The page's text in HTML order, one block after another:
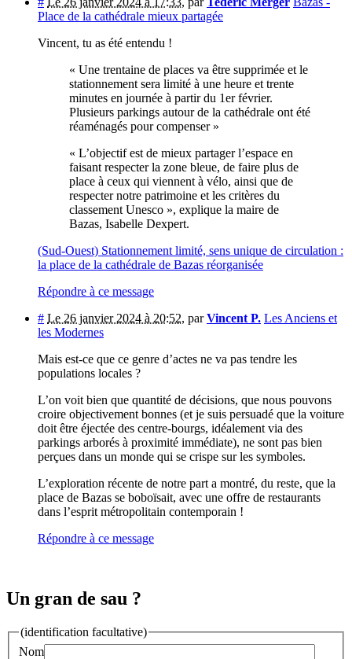
Place de la cathédrale mieux partagée
Vincent, tu as été entendu !
« Une trentaine de places va être supprimée et le
stationnement sera limité à une heure et trente
minutes en journée à partir du 1er février.
Plusieurs parkings autour de la cathédrale ont été
réaménagés pour compenser »
« L’objectif est de mieux partager l’espace en
faisant respecter la zone bleue, de faire plus de
place à ceux qui viennent à vélo, ainsi que de
respecter notre patrimoine et les critères du
classement Unesco », explique la maire de
Bazas, Isabelle Dexpert.
(Sud-Ouest) Stationnement limité, sens unique de circulation :
la place de la cathédrale de Bazas réorganisée
Répondre à ce message
# Le 26 janvier 2024 à 20:52, parVincent P. Les Anciens et
les Modernes
Mais est-ce que ce genre d’actes ne va pas tendre les
populations locales ?
L’on voit bien que quantité de décisions, que nous pouvons
croire objectivement bonnes (et je suis persuadé que la voiture
doit être éjectée des centre-bourgs, idéalement via des
parkings arborés à proximité immédiate), ne sont pas bien
perçues dans un monde qui se crispe sur les symboles.
L’exploration récente de notre part a montré, du reste, que la
place de Bazas se boboïsait, avec une offre de restaurants
dans l’esprit métropolitain contemporain !
Répondre à ce message
Un gran de sau ?
(identification facultative)
Nom